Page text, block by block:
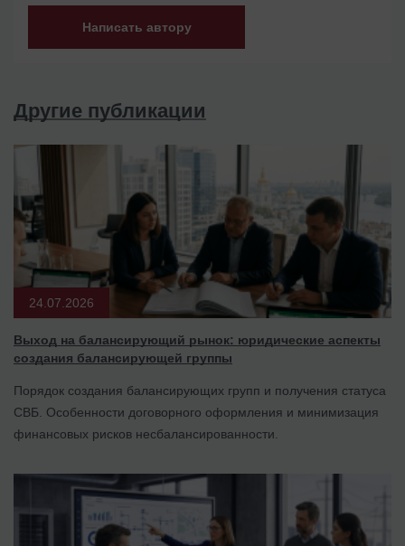
Написать автору
Другие публикации
24.07.2026
Выход на балансирующий рынок: юридические аспекты
создания балансирующей группы
Порядок создания балансирующих групп и получения статуса
СВБ. Особенности договорного оформления и минимизация
финансовых рисков несбалансированности.